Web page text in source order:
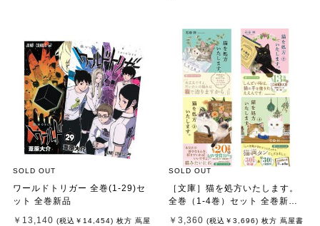
SOLD OUT
ワールドトリガー 全巻(1-29)セ
ット 全巻新品
￥13,140 (税込 ￥14,454) 枚方 蔦屋
SOLD OUT
［文庫］猫を処方いたします。
全巻（1-4巻）セット 全巻新品 /
￥3,360 (税込 ￥3,696) 枚方 蔦屋書